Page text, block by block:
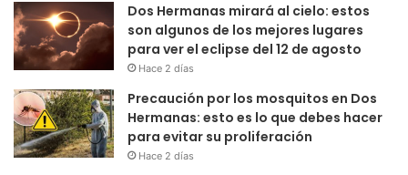
Dos Hermanas mirará al cielo: estos
son algunos de los mejores lugares
para ver el eclipse del 12 de agosto
Hace 2 días
Precaución por los mosquitos en Dos
Hermanas: esto es lo que debes hacer
para evitar su proliferación
Hace 2 días